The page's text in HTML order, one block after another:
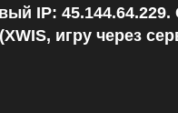
IP: 45.144.64.229.
игру через